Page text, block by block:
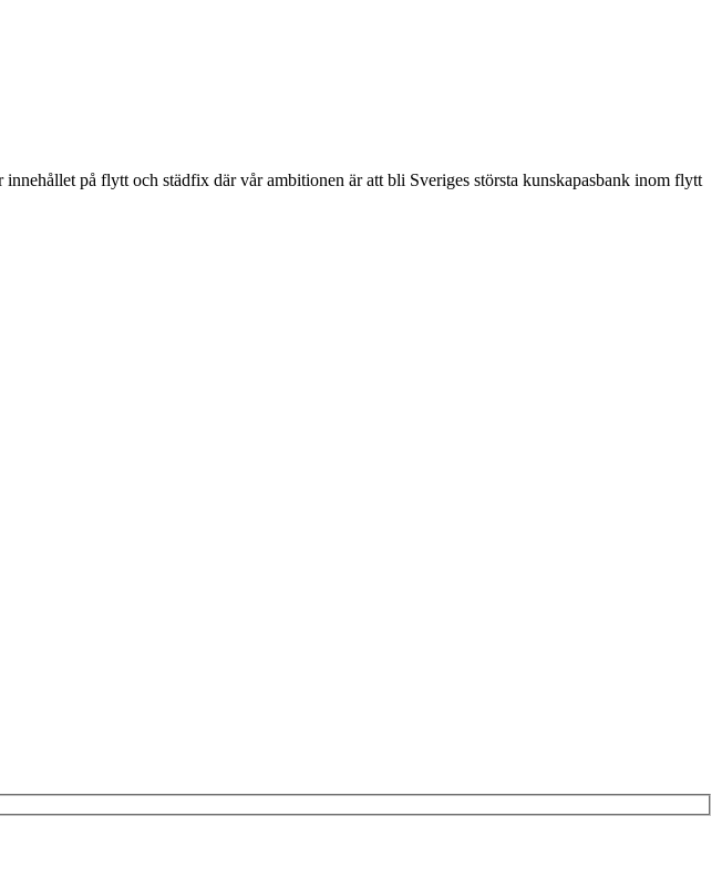
på flytt och städfix där vår ambitionen är att bli Sveriges största kunskapasbank inom flytt